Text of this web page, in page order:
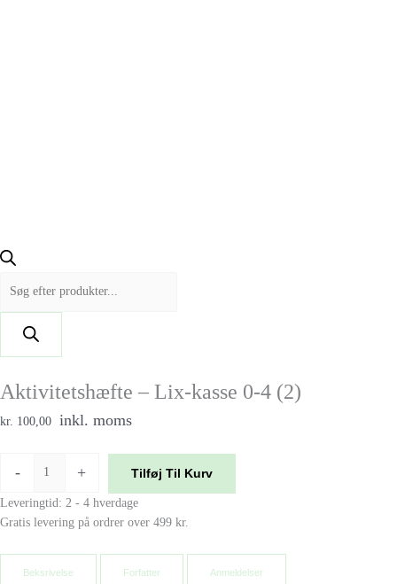
Aktivitetshæfte – Lix-kasse 0-4 (2)
kr. 100,00 inkl. moms
- + Tilføj Til Kurv
Leveringtid: 2 - 4 hverdage
Gratis levering på ordrer over 499 kr.
Beksrivelse Forfatter Anmeldelser